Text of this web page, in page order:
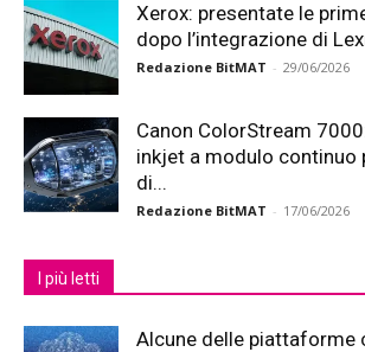
Xerox: presentate le
dopo l’integrazione di
Redazione BitMAT - 29/06/2026
Canon ColorStream
inkjet a modulo continuo
di...
Redazione BitMAT - 17/06/2026
I più letti
Alcune delle piattaforme